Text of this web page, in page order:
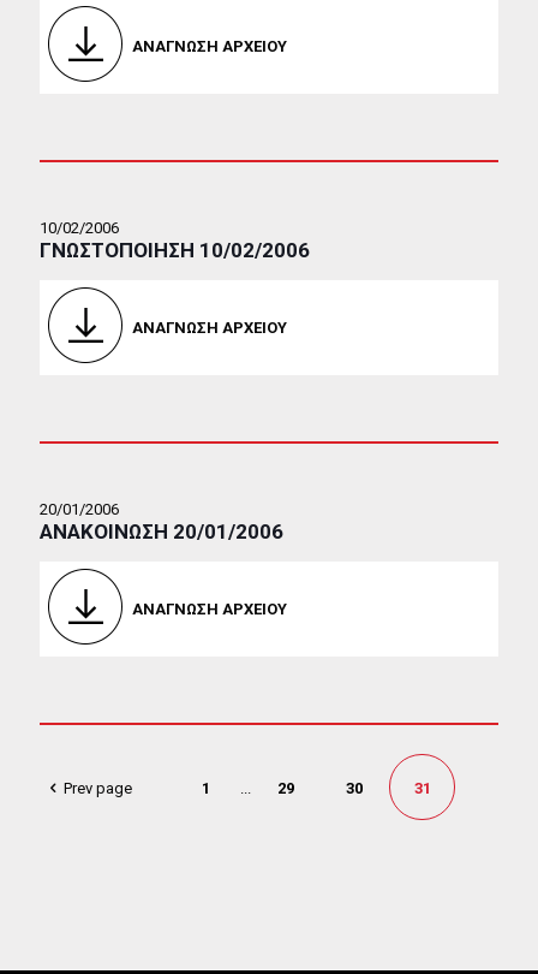
ΑΝΑΓΝΩΣΗ ΑΡΧΕΙΟΥ
10/02/2006
ΓΝΩΣΤΟΠΟΙΗΣΗ 10/02/2006
ΑΝΑΓΝΩΣΗ ΑΡΧΕΙΟΥ
20/01/2006
ΑΝΑΚΟΙΝΩΣΗ 20/01/2006
ΑΝΑΓΝΩΣΗ ΑΡΧΕΙΟΥ
Prev page 1 ... 29 30 31